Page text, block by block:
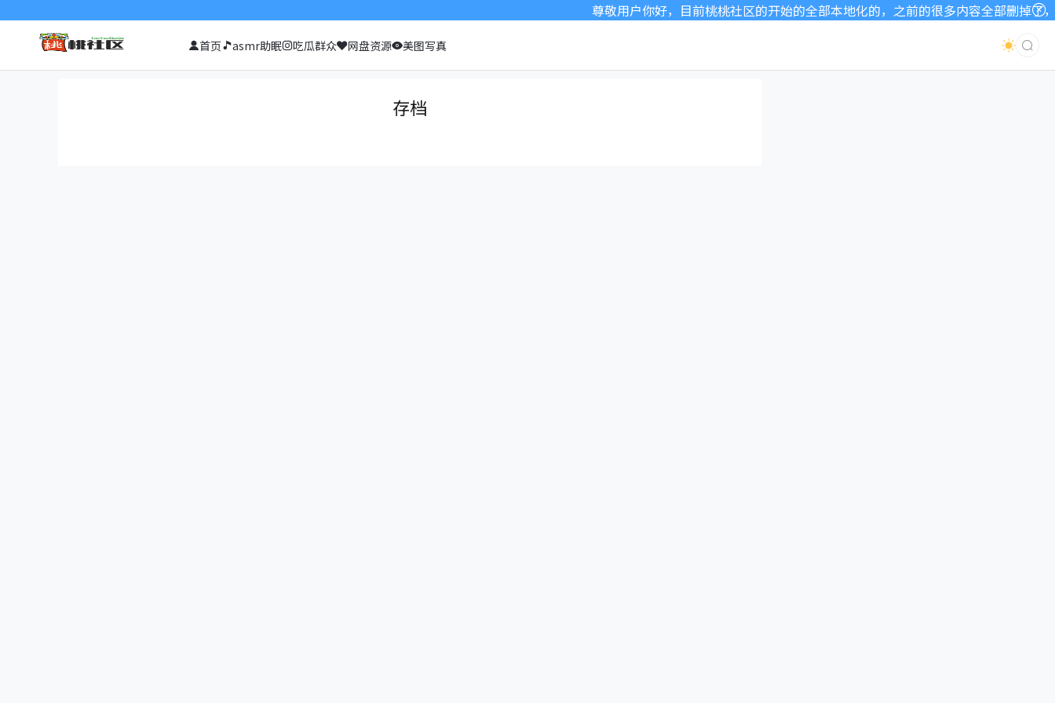
尊敬用户你好，目前桃桃社区的开始的全部本地化的，之前的很多内容全部删掉了
首页 asmr助眠 吃瓜群众 网盘资源 美图写真
存档